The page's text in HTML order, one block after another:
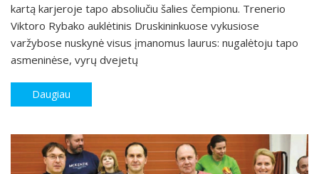
kartą karjeroje tapo absoliučiu šalies čempionu. Trenerio
Viktoro Rybako auklėtinis Druskininkuose vykusiose
varžybose nuskynė visus įmanomus laurus: nugalėtoju tapo
asmeninėse, vyrų dvejetų
Daugiau